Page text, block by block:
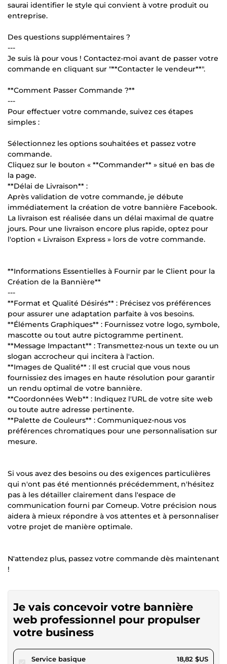
saurai identifier le style qui convient à votre produit ou
entreprise.
Des questions supplémentaires ?
---
Je suis là pour vous ! Contactez-moi avant de passer votre
commande en cliquant sur "**Contacter le vendeur**".
**Comment Passer Commande ?**
---
Pour effectuer votre commande, suivez ces étapes
simples :
Sélectionnez les options souhaitées et passez votre
commande.
Cliquez sur le bouton « **Commander** » situé en bas de
la page.
**Délai de Livraison** :
Après validation de votre commande, je débute
immédiatement la création de votre bannière Facebook.
La livraison est réalisée dans un délai maximal de quatre
jours. Pour une livraison encore plus rapide, optez pour
l'option « Livraison Express » lors de votre commande.
**Informations Essentielles à Fournir par le Client pour la
Création de la Bannière**
---
**Format et Qualité Désirés** : Précisez vos préférences
pour assurer une adaptation parfaite à vos besoins.
**Éléments Graphiques** : Fournissez votre logo, symbole,
mascotte ou tout autre pictogramme pertinent.
**Message Impactant** : Transmettez-nous un texte ou un
slogan accrocheur qui incitera à l'action.
**Images de Qualité** : Il est crucial que vous nous
fournissiez des images en haute résolution pour garantir
un rendu optimal de votre bannière.
**Coordonnées Web** : Indiquez l'URL de votre site web
ou toute autre adresse pertinente.
**Palette de Couleurs** : Communiquez-nous vos
préférences chromatiques pour une personnalisation sur
mesure.
Si vous avez des besoins ou des exigences particulières
qui n'ont pas été mentionnés précédemment, n'hésitez
pas à les détailler clairement dans l'espace de
communication fourni par Comeup. Votre précision nous
aidera à mieux répondre à vos attentes et à personnaliser
votre projet de manière optimale.
N'attendez plus, passez votre commande dès maintenant
!
Je vais concevoir votre bannière
web professionnel pour propulser
votre business
Service basiquepour 17,34 $US 18,82 $US